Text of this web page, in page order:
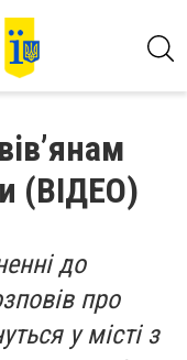
(ВІДЕО)
до
про
у місті з